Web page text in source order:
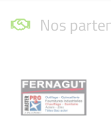
Nos